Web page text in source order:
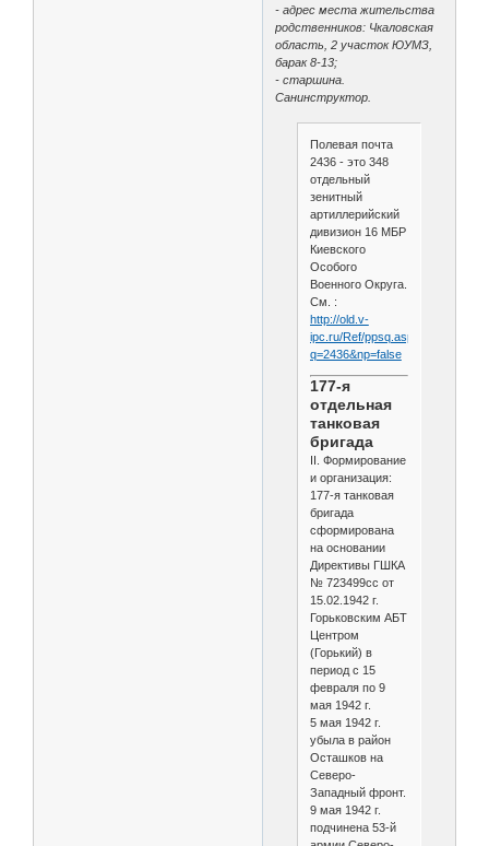
- адрес места жительства
родственников: Чкаловская
область, 2 участок ЮУМЗ,
барак 8-13;
- старшина.
Санинструктор.
Полевая почта
2436 - это 348
отдельный
зенитный
артиллерийский
дивизион 16 МБР
Киевского
Особого
Военного Округа.
См. :
http://old.v-
ipc.ru/Ref/ppsq.asp?
q=2436&np=false
177-я
отдельная
танковая
бригада
II. Формирование
и организация:
177-я танковая
бригада
сформирована
на основании
Директивы ГШКА
№ 723499сс от
15.02.1942 г.
Горьковским АБТ
Центром
(Горький) в
период с 15
февраля по 9
мая 1942 г.
5 мая 1942 г.
убыла в район
Осташков на
Северо-
Западный фронт.
9 мая 1942 г.
подчинена 53-й